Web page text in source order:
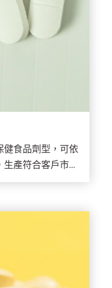
健食品劑型，可依
產符合客戶市場
素錠、各式風味維